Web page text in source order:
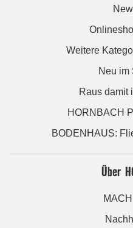
Weitere
Neu im
Raus damit
HORNBACH
BODENHAUS:
Über